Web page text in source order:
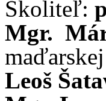
Školiteľ:
Mgr.
Leoš